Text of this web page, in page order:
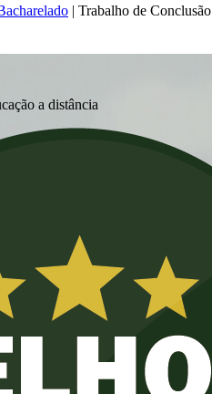
| Trabalho de Conclusão
a distância